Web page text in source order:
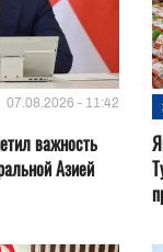
07.08.2026 - 11:42
важность
Азией